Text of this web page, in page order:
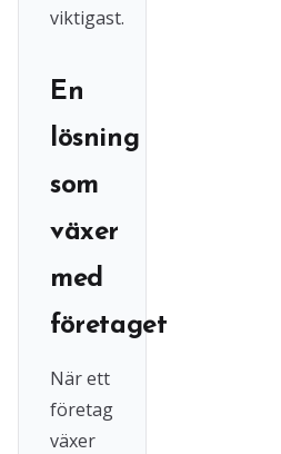
viktigast.
En
lösning
som
växer
med
företaget
När ett
företag
växer